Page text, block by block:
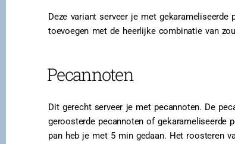
Deze variant serveer je met
toevoegen met de heerlijke combinatie van
Pecannoten
Dit gerecht serveer je met pecannoten. De
geroosterde pecannoten of gekarameliseerde
pan heb je met 5 min gedaan. Het roosteren